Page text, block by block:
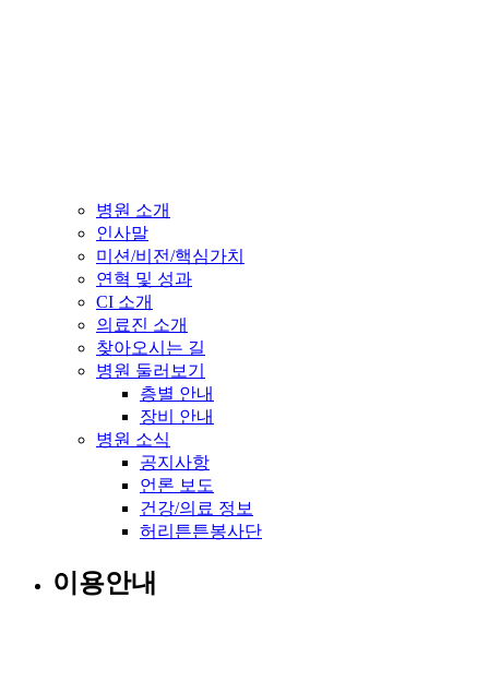
병원 소개
인사말
미션/비전/핵심가치
연혁 및 성과
CI 소개
의료진 소개
찾아오시는 길
병원 둘러보기
층별 안내
장비 안내
병원 소식
공지사항
언론 보도
건강/의료 정보
허리튼튼봉사단
이용안내